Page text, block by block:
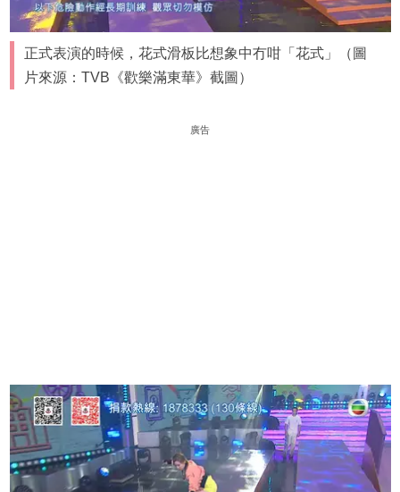
正式表演的時候，花式滑板比想象中冇咁「花式」（圖
片來源：TVB《歡樂滿東華》截圖）
廣告